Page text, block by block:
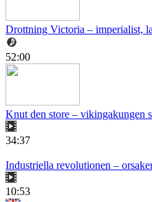
Drottning Victoria – imperialist,
52:00
Knut den store – vikingakungen
34:37
Industriella revolutionen –
10:53